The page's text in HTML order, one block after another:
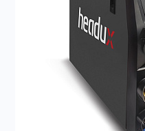
ТИП ОХЛАЖДЕНИЯ